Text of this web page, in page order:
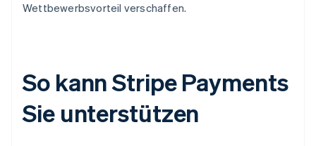
Wettbewerbsvorteil verschaffen.
So kann Stripe Payments
Sie unterstützen